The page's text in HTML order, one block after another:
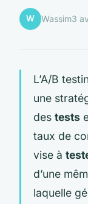
W Wassim3
L’A/B
une
des tests
taux de
vise à
d’une
laquelle